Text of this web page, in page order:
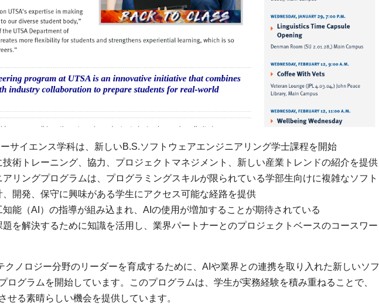
サイエンス学科は、新しいB.S.ソフトウェアエンジニアリング学士課程を開始
術トレーニング、協力、プロジェクトマネジメント、新しい産業トレンドの紹介を提供
リングプログラムは、プログラミングスキルが限られている学部生向けに複雑なソフト
、開発、保守に興味がある学生にアクセス可能な経路を提供
能（AI）の指導が組み込まれ、AIの使用が増加することが期待されている
を解決するために知識を活用し、業界パートナーとのプロジェクトベースのコースワー
クノロジー分野のリーダーを育成するために、AIや業界との連携を取り入れた新しいソフ
ログラムを開始しています。このプログラムは、学生が実務経験を積み重ねることで、
せる素晴らしい機会を提供しています。